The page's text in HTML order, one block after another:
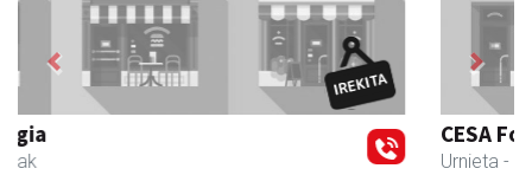
CESA Formazio Zentroa
Urnieta
Previous Next